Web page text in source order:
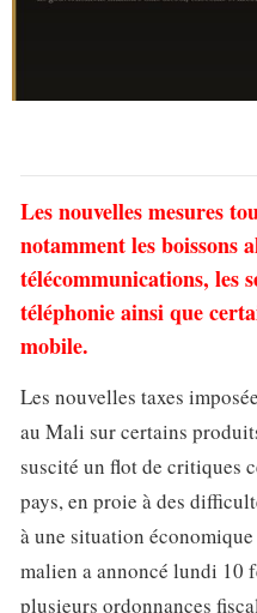
Les nouvelles mesures
notamment les boissons
télécommunications, les
téléphonie ainsi que
mobile.
Les nouvelles taxes
au Mali sur certains
suscité un flot de critiques
pays, en proie à des
à une situation
malien a annoncé lundi 10
plusieurs ordonnances